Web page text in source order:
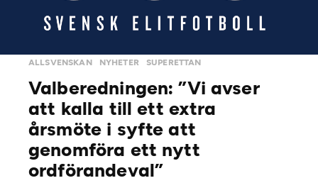
ALLSVENSKAN NYHETER SUPERETTAN
Valberedningen: ”Vi avser
att kalla till ett extra
årsmöte i syfte att
genomföra ett nytt
ordförandeval”